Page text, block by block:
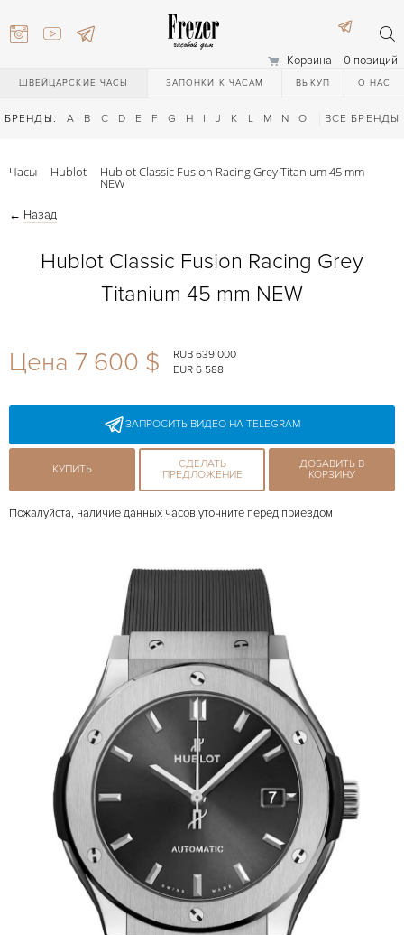
Корзина 0 позиций
ШВЕЙЦАРСКИЕ ЧАСЫ ЗАПОНКИ К ЧАСАМ ВЫКУП О НАС
БРЕНДЫ: A B C D E F G H I J K L M N O Q R S T
ВСЕ БРЕНДЫ
27-44
Часы Hublot Hublot Classic Fusion Racing Grey Titanium 45 mm
NEW
← Назад
Hublot Classic Fusion Racing Grey
Titanium 45 mm NEW
Цена 7 600 $
RUB 639 000
EUR 6 588
ЗАПРОСИТЬ ВИДЕО НА TELEGRAM
КУПИТЬ
СДЕЛАТЬ
ПРЕДЛОЖЕНИЕ
ДОБАВИТЬ В
КОРЗИНУ
Пожалуйста, наличие данных часов уточните перед приездом